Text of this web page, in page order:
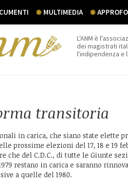
MULTIMEDIA
L'ANM è
dei magistrati
l'indipendenza e
transitoria
in carica, che siano state elette
prossime elezioni del 17, 18 e 19
che del C.D.C., di tutte le Giunte
restano in carica e saranno
a quelle del 1980.